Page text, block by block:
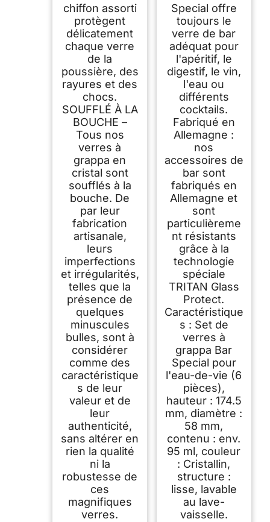
chiffon assorti
protègent
délicatement
chaque verre
de la
poussière, des
rayures et des
chocs.
SOUFFLÉ À LA
BOUCHE –
Tous nos
verres à
grappa en
cristal sont
soufflés à la
bouche. De
par leur
fabrication
artisanale,
leurs
imperfections
et irrégularités,
telles que la
présence de
quelques
minuscules
bulles, sont à
considérer
comme des
caractéristique
s de leur
valeur et de
leur
authenticité,
sans altérer en
rien la qualité
ni la
robustesse de
ces
magnifiques
verres.
Special offre
toujours le
verre de bar
adéquat pour
l'apéritif, le
digestif, le vin,
l'eau ou
différents
cocktails.
Fabriqué en
Allemagne :
nos
accessoires de
bar sont
fabriqués en
Allemagne et
sont
particulièreme
nt résistants
grâce à la
technologie
spéciale
TRITAN Glass
Protect.
Caractéristique
s : Set de
verres à
grappa Bar
Special pour
l'eau-de-vie (6
pièces),
hauteur : 174.5
mm, diamètre :
58 mm,
contenu : env.
95 ml, couleur
: Cristallin,
structure :
lisse, lavable
au lave-
vaisselle.